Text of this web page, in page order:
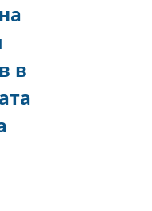
в